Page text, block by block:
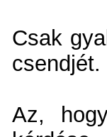
Csak
csendjét.
Az,